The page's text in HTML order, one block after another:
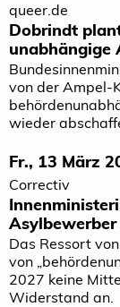
queer.de
Dobrindt
unabhängige
von der Ampel-
wieder
Fr., 13 März
Correctiv
Das Ressort
von
2027 keine
Widerstand an.